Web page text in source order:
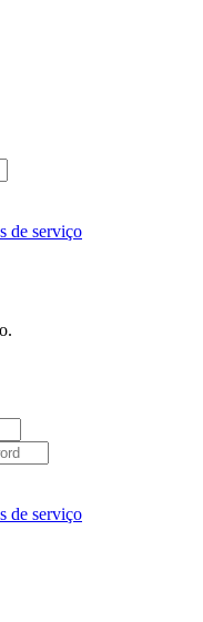
de serviço
de serviço